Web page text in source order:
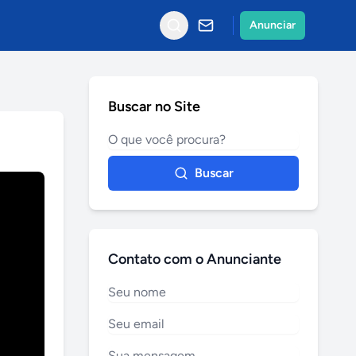
Anunciar
Buscar no Site
Buscar
Contato com o Anunciante